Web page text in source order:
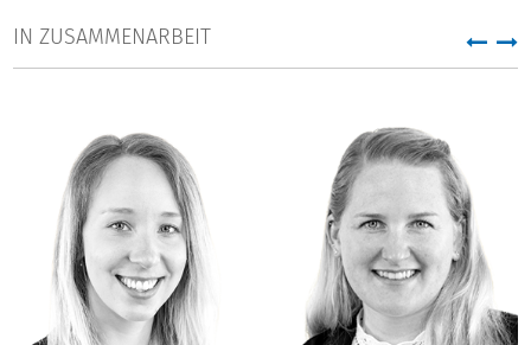
IN ZUSAMMENARBEIT